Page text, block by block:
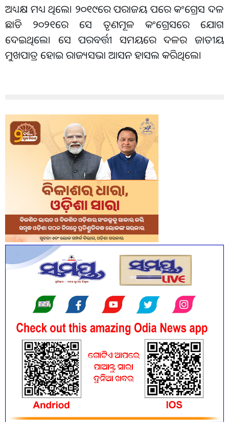
ଅଧ୍ୟକ୍ଷ ମଧ୍ୟ ଥିଲେ। ୨୦୧୯ରେ ପରାଜୟ ପରେ କଂଗ୍ରେସ ଦଳ
ଛାଡି ୨୦୨୧ରେ ସେ ତୃଣମୂଳ କଂଗ୍ରେସରେ ଯୋଗ
ଦେଇଥିଲେ। ସେ ପରବର୍ତ୍ତୀ ସମୟରେ ଦଳର ଜାତୀୟ
ମୁଖପାତ୍ର ହୋଇ ରାଜ୍ୟସଭା ଆସନ ହାସଲ କରିଥିଲେ।